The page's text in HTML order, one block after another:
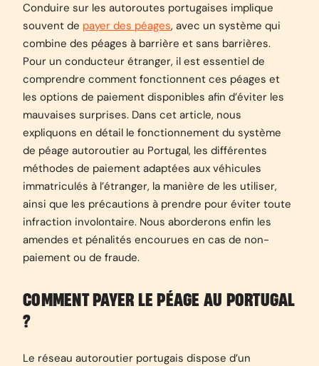
Conduire sur les autoroutes portugaises implique
souvent de payer des péages, avec un système qui
combine des péages à barrière et sans barrières.
Pour un conducteur étranger, il est essentiel de
comprendre comment fonctionnent ces péages et
les options de paiement disponibles afin d’éviter les
mauvaises surprises. Dans cet article, nous
expliquons en détail le fonctionnement du système
de péage autoroutier au Portugal, les différentes
méthodes de paiement adaptées aux véhicules
immatriculés à l’étranger, la manière de les utiliser,
ainsi que les précautions à prendre pour éviter toute
infraction involontaire. Nous aborderons enfin les
amendes et pénalités encourues en cas de non-
paiement ou de fraude.
COMMENT PAYER LE PÉAGE AU PORTUGAL
?
Le réseau autoroutier portugais dispose d’un